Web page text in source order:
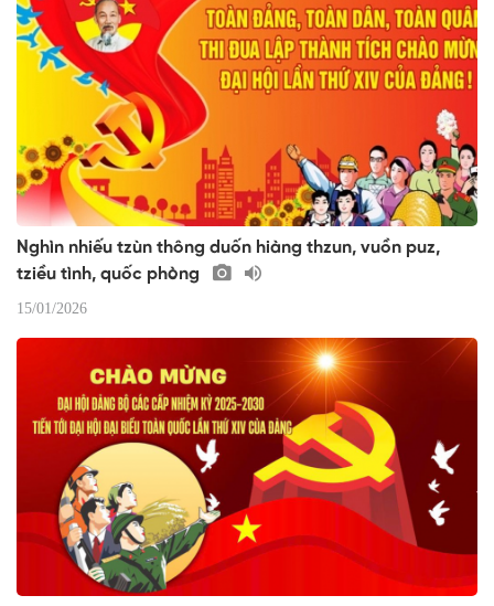
Nghìn nhiếu tzùn thông duốn hiàng thzun, vuồn puz,
tziều tình, quốc phòng
15/01/2026